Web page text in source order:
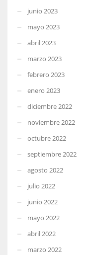
junio 2023
mayo 2023
abril 2023
marzo 2023
febrero 2023
enero 2023
diciembre 2022
noviembre 2022
octubre 2022
septiembre 2022
agosto 2022
julio 2022
junio 2022
mayo 2022
abril 2022
marzo 2022